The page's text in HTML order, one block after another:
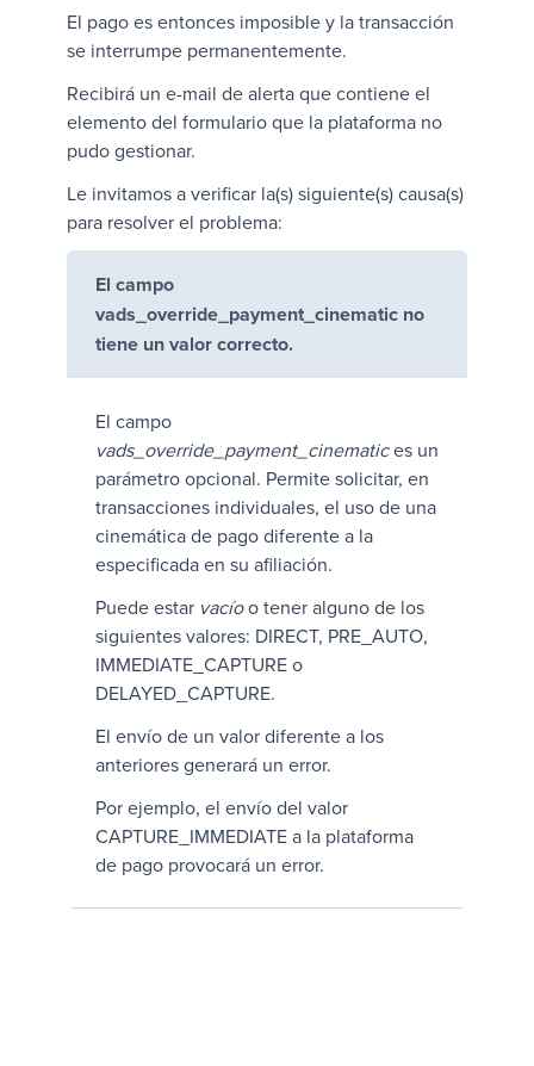
El pago es entonces imposible y la transacción
se interrumpe permanentemente.
Recibirá un e-mail de alerta que contiene el
elemento del formulario que la plataforma no
pudo gestionar.
Le invitamos a verificar la(s) siguiente(s) causa(s)
para resolver el problema:
El campo
vads_override_payment_cinematic no
tiene un valor correcto.
El campo
vads_override_payment_cinematices un
parámetro opcional. Permite solicitar, en
transacciones individuales, el uso de una
cinemática de pago diferente a la
especificada en su afiliación.
Puede estar vacíoo tener alguno de los
siguientes valores: DIRECT, PRE_AUTO,
IMMEDIATE_CAPTUREo
DELAYED_CAPTURE.
El envío de un valor diferente a los
anteriores generará un error.
Por ejemplo, el envío del valor
CAPTURE_IMMEDIATEa la plataforma
de pago provocará un error.